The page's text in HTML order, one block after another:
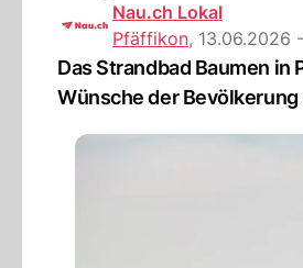
Nau.ch Lokal
Pfäffikon, 13.06.2026
Das Strandbad Baumen
Wünsche der